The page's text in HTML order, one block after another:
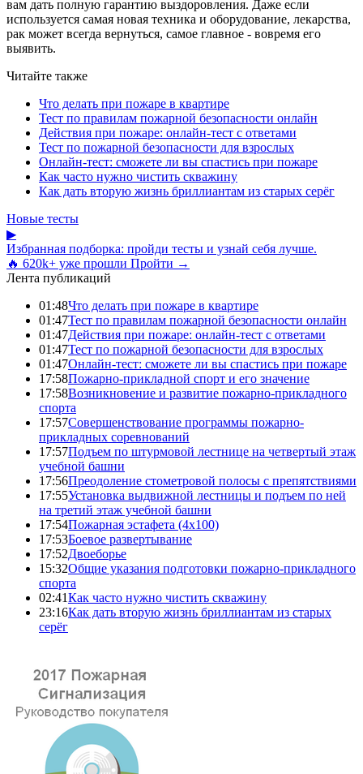
вам дать полную гарантию выздоровления. Даже если
используется самая новая техника и оборудование, лекарства,
рак может всегда вернуться, самое главное - вовремя его
выявить.
Читайте также
Что делать при пожаре в квартире
Тест по правилам пожарной безопасности онлайн
Действия при пожаре: онлайн-тест с ответами
Тест по пожарной безопасности для взрослых
Онлайн-тест: сможете ли вы спастись при пожаре
Как часто нужно чистить скважину
Как дать вторую жизнь бриллиантам из старых серёг
Новые тесты
▶
Избранная подборка: пройди тесты и узнай себя лучше.
🔥 620k+ уже прошли Пройти →
Лента публикаций
01:48Что делать при пожаре в квартире
01:47Тест по правилам пожарной безопасности онлайн
01:47Действия при пожаре: онлайн-тест с ответами
01:47Тест по пожарной безопасности для взрослых
01:47Онлайн-тест: сможете ли вы спастись при пожаре
17:58Пожарно-прикладной спорт и его значение
17:58Возникновение и развитие пожарно-прикладного
спорта
17:57Совершенствование программы пожарно-
прикладных соревнований
17:57Подъем по штурмовой лестнице на четвертый этаж
учебной башни
17:56Преодоление стометровой полосы с препятствиями
17:55Установка выдвижной лестницы и подъем по ней
на третий этаж учебной башни
17:54Пожарная эстафета (4x100)
17:53Боевое развертывание
17:52Двоеборье
15:32Общие указания подготовки пожарно-прикладного
спорта
02:41Как часто нужно чистить скважину
23:16Как дать вторую жизнь бриллиантам из старых
серёг